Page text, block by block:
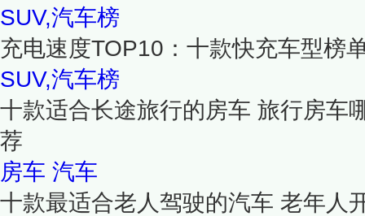
SUV,汽车榜
充电速度TOP10：十款快充车型榜
SUV,汽车榜
十款适合长途旅行的房车 旅行房车
荐
房车 汽车
十款最适合老人驾驶的汽车 老年人